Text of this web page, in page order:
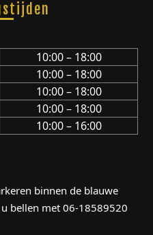
10:00 – 18:00
10:00 – 18:00
10:00 – 18:00
10:00 – 18:00
10:00 – 16:00
binnen de blauwe
bellen met 06-18589520